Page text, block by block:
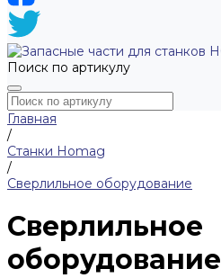
Поиск по артикулу
Главная
/
Станки Homag
/
Сверлильное оборудование
Сверлильное
оборудование